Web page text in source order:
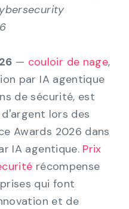
démo
— couloir de nage,
par IA agentique
de sécurité, est
lors des
Awards 2026 dans
IA agentique. Prix
récompense
qui font
et de